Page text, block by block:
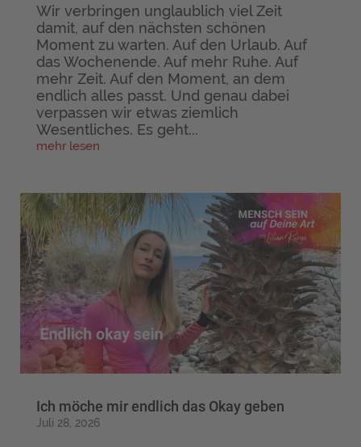
Wir verbringen unglaublich viel Zeit
damit, auf den nächsten schönen
Moment zu warten. Auf den Urlaub. Auf
das Wochenende. Auf mehr Ruhe. Auf
mehr Zeit. Auf den Moment, an dem
endlich alles passt. Und genau dabei
verpassen wir etwas ziemlich
Wesentliches. Es geht...
mehr lesen
Ich möche mir endlich das Okay geben
Juli 28, 2026